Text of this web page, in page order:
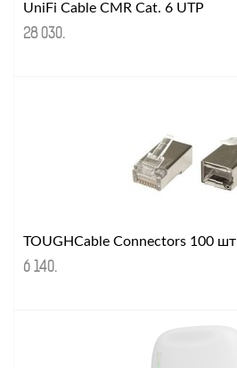
UniFi Cable CMR Cat. 6 UTP
28 030.
TOUGHCable Connectors 100 шт
6 140.